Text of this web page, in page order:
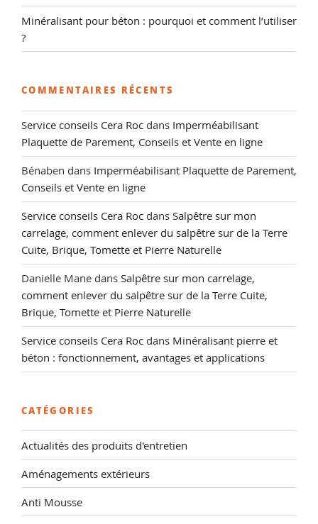
Minéralisant pour béton : pourquoi et comment l’utiliser
?
COMMENTAIRES RÉCENTS
Service conseils Cera Roc dans Imperméabilisant
Plaquette de Parement, Conseils et Vente en ligne
Bénaben dans Imperméabilisant Plaquette de Parement,
Conseils et Vente en ligne
Service conseils Cera Roc dans Salpêtre sur mon
carrelage, comment enlever du salpêtre sur de la Terre
Cuite, Brique, Tomette et Pierre Naturelle
Danielle Mane dans Salpêtre sur mon carrelage,
comment enlever du salpêtre sur de la Terre Cuite,
Brique, Tomette et Pierre Naturelle
Service conseils Cera Roc dans Minéralisant pierre et
béton : fonctionnement, avantages et applications
CATÉGORIES
Actualités des produits d'entretien
Aménagements extérieurs
Anti Mousse